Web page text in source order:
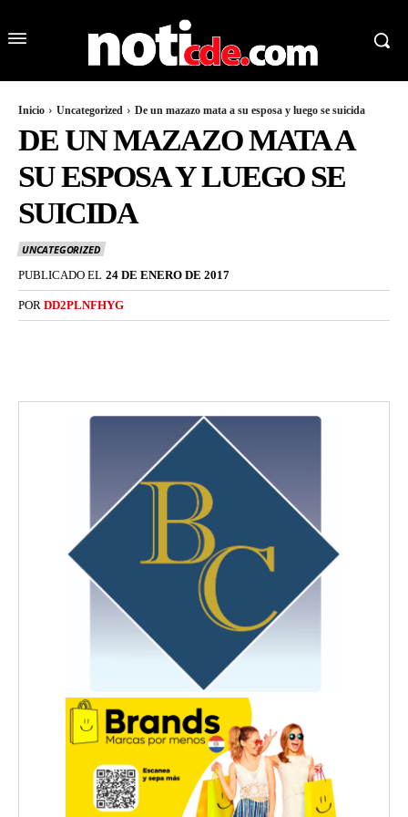
Inicio Uncategorized De un mazazo mata a su esposa y luego se suicida
DE UN MAZAZO MATA A
SU ESPOSA Y LUEGO SE
SUICIDA
UNCATEGORIZED
PUBLICADO EL 24 DE ENERO DE 2017
POR DD2PLNFHYG